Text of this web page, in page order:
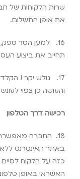
שרות הלקוחות של
את אופן התשלום.
16.
למען הסר
תחייב את ביצוע
17.
גולש יקר !
והעושה כן צפוי
רכישה דרך הטלפון
18.
החברה מאפשרת
באתר האינטרנט
כזה על הלקוח
האשראי באופן